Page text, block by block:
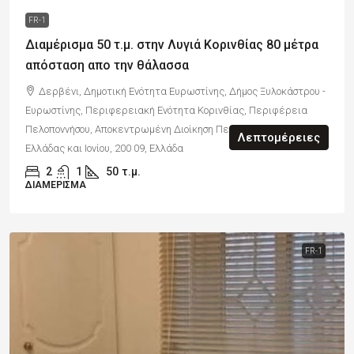
FR-1
Διαμέρισμα 50 τ.μ. στην Λυγιά Κορινθίας 80 μέτρα
απόσταση απο την θάλασσα
Δερβένι, Δημοτική Ενότητα Ευρωστίνης, Δήμος Ξυλοκάστρου -
Ευρωστίνης, Περιφερειακή Ενότητα Κορινθίας, Περιφέρεια
Πελοποννήσου, Αποκεντρωμένη Διοίκηση Πελοποννήσου, Δυτικής
Ελλάδας και Ιονίου, 200 09, Ελλάδα
2 1 50 τ.μ.
ΔΙΑΜΈΡΙΣΜΑ
Λεπτομέρειες
FR-1